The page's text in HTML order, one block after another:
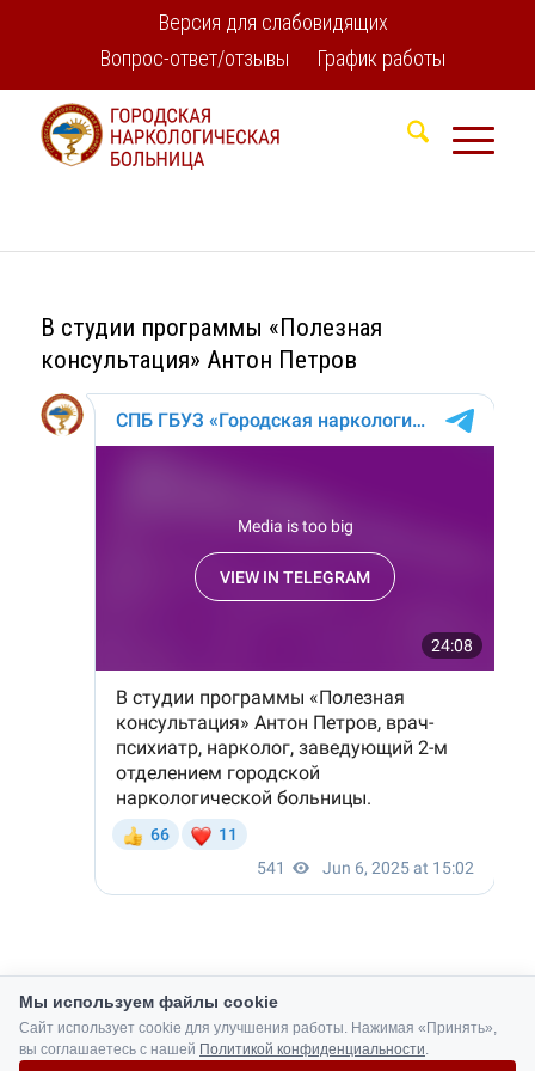
Версия для слабовидящих
Вопрос-ответ/отзывы
График работы
В студии программы «Полезная
консультация» Антон Петров
Мы используем файлы cookie
Сайт использует cookie для улучшения работы. Нажимая «Принять»,
вы соглашаетесь с нашей Политикой конфиденциальности.